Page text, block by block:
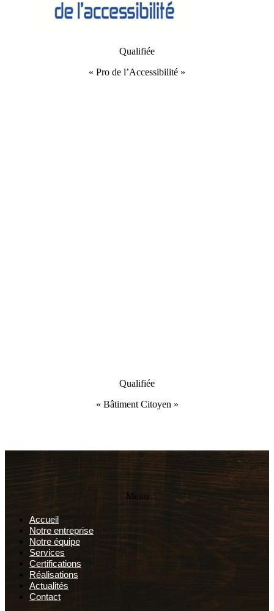
Qualifiée
« Pro de l’Accessibilité »
Qualifiée
« Bâtiment Citoyen »
Menu
Accueil
Notre entreprise
Notre équipe
Services
Certifications
Réalisations
Actualités
Contact